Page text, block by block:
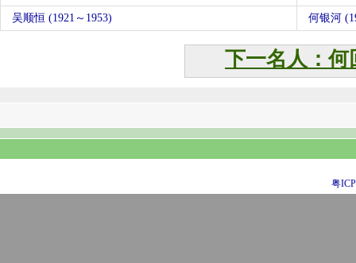
吴顺恒 (1921～1953) 何银河
下一名人：何
粤